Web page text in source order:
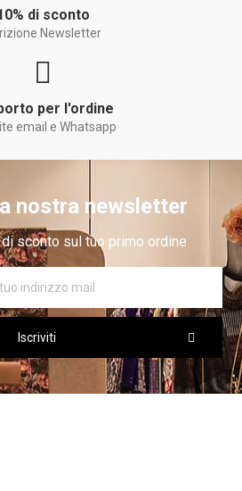
di sconto
Newsletter
per l'ordine
email e Whatsapp
nostra newsletter
sconto sul tuo primo ordine
Iscriviti